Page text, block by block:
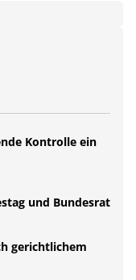
Kontrolle ein
und Bundesrat
gerichtlichem